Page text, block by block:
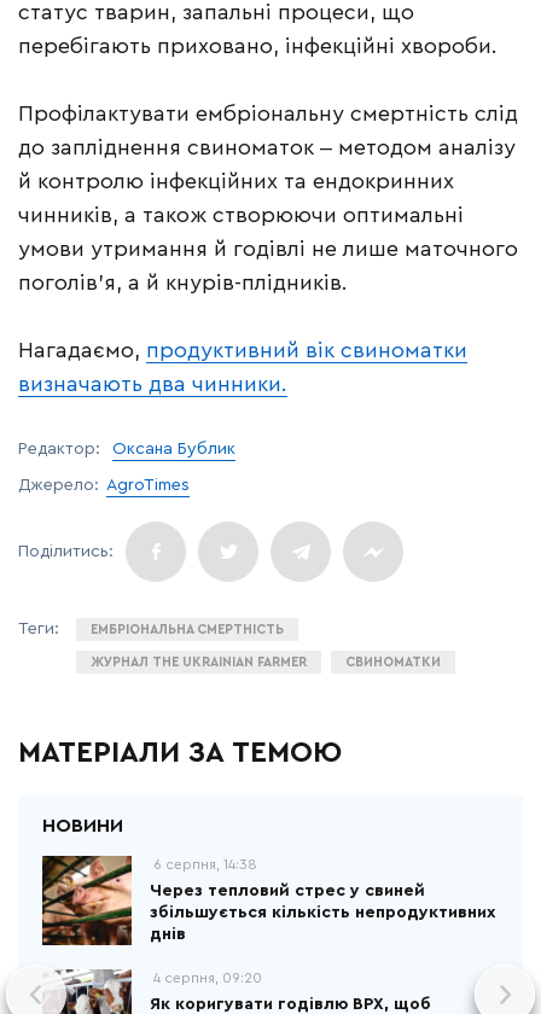
статус тварин, запальні процеси, що
перебігають приховано, інфекційні хвороби.
Профілактувати ембріональну смертність слід
до запліднення свиноматок ‒ методом аналізу
й контролю інфекційних та ендокринних
чинників, а також створюючи оптимальні
умови утримання й годівлі не лише маточного
поголів’я, а й кнурів-плідників.
Нагадаємо, продуктивний вік свиноматки
визначають два чинники.
Редактор: Оксана Бублик
Джерело: AgroTimes
ЕМБРІОНАЛЬНА СМЕРТНІСТЬ
ЖУРНАЛ THE UKRAINIAN FARMER СВИНОМАТКИ
МАТЕРІАЛИ ЗА ТЕМОЮ
6 серпня, 14:38
Через тепловий стрес у свиней
збільшується кількість непродуктивних
днів
4 серпня, 09:20
Як коригувати годівлю ВРХ, щоб